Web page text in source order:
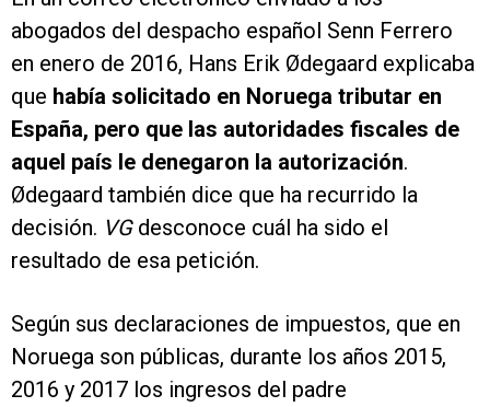
abogados del despacho español Senn Ferrero
en enero de 2016, Hans Erik Ødegaard explicaba
que había solicitado en Noruega tributar en
España, pero que las autoridades fiscales de
aquel país le denegaron la autorización.
Ødegaard también dice que ha recurrido la
decisión. VGdesconoce cuál ha sido el
resultado de esa petición.
Según sus declaraciones de impuestos, que en
Noruega son públicas, durante los años 2015,
2016 y 2017 los ingresos del padre